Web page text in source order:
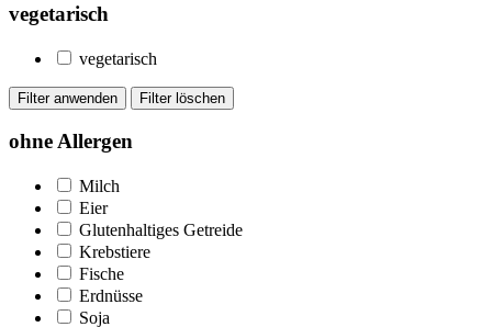
vegetarisch
vegetarisch
ohne Allergen
Milch
Eier
Glutenhaltiges Getreide
Krebstiere
Fische
Erdnüsse
Soja